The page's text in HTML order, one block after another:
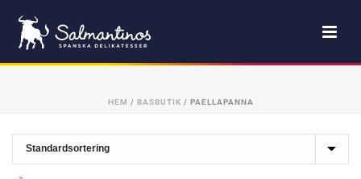
HEM / BASBUTIK / PAELLAPANNA